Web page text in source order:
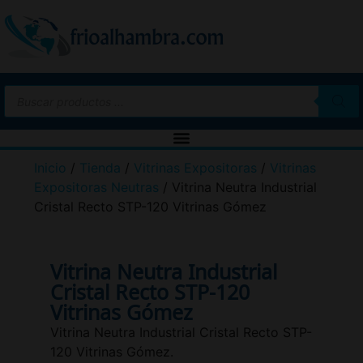
Inicio / Tienda / Vitrinas Expositoras / Vitrinas
Expositoras Neutras / Vitrina Neutra Industrial
Cristal Recto STP-120 Vitrinas Gómez
Vitrina Neutra Industrial
Cristal Recto STP-120
Vitrinas Gómez
Vitrina Neutra Industrial Cristal Recto STP-
120 Vitrinas Gómez.